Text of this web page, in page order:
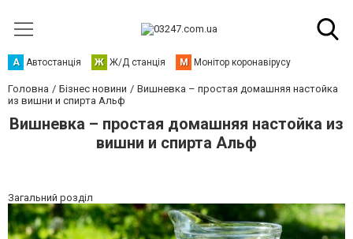
А Автостанція Ж Ж/Д станція М Монітор коронавірусу
Головна Бізнес новини
Вишневка – простая домашняя настойка
из вишни и спирта Альф
Вишневка – простая домашняя настойка из
вишни и спирта Альф
Загальний розділ